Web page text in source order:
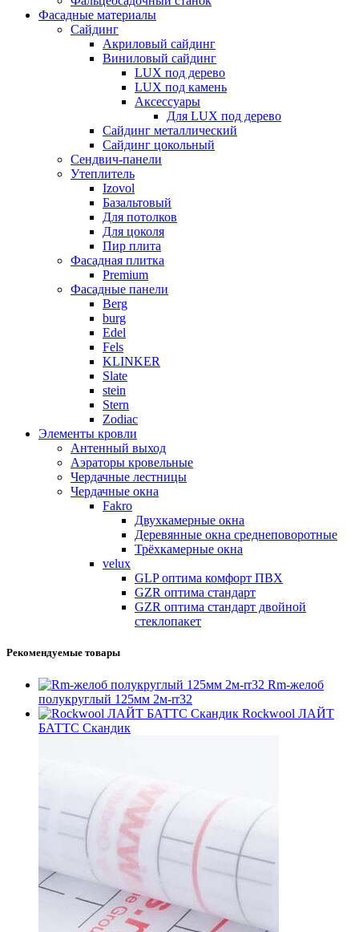
Фасадные материалы
Сайдинг
Акриловый сайдинг
Виниловый сайдинг
LUX под дерево
LUX под камень
Аксессуары
Для LUX под дерево
Сайдинг металлический
Сайдинг цокольный
Сендвич-панели
Утеплитель
Izovol
Базальтовый
Для потолков
Для цоколя
Пир плита
Фасадная плитка
Premium
Фасадные панели
Berg
burg
Edel
Fels
KLINKER
Slate
stein
Stern
Zodiac
Элементы кровли
Антенный выход
Аэраторы кровельные
Чердачные лестницы
Чердачные окна
Fakro
Двухкамерные окна
Деревянные окна среднеповоротные
Трёхкамерные окна
velux
GLP оптима комфорт ПВХ
GZR оптима стандарт
GZR оптима стандарт двойной
стеклопакет
Рекомендуемые товары
Rm-желоб
полукруглый 125мм 2м-rr32
Rockwool ЛАЙТ
БАТТС Скандик